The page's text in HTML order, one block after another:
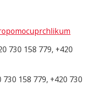
730 158 779, +420
730 158 779, +420 730